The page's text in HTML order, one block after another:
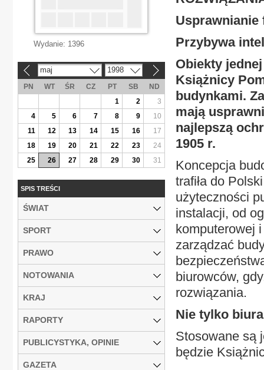
Przybywa
Obiekty
Książnicy
budynkami.
mają
najlepszą
1905 r.
Koncepcja
trafiła do
użyteczności
instalacji, od
komputerowej
zarządzać
biurowców,
rozwiązania.
Nie tylko biura
Stosowane są
będzie
Wydanie: 1396
maj 1998
PN WT ŚR CZ PT SB
ND
1
2
3
4
5 6 7 8 9
10
11
12 13 14 15 16
17
18
19 20 21 22 23
24
25
26 27 28 29 30 31
SPIS TREŚCI
ŚWIAT
SPORT
PRAWO
NOTOWANIA
KRAJ
RAPORTY
PUBLICYSTYKA, OPINIE
GAZETA